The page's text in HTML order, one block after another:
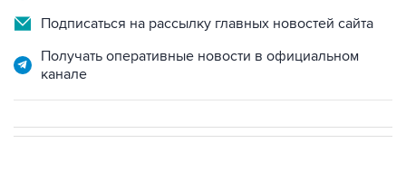
Подписаться на рассылку главных новостей сайта
Получать оперативные новости в официальном
канале